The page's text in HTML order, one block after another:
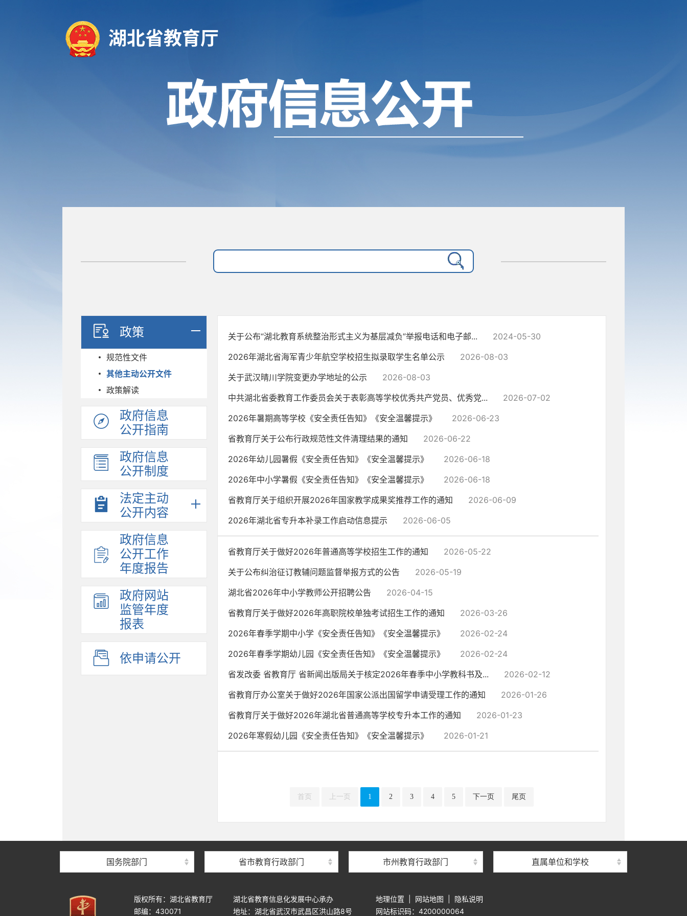
湖北省教育厅
政策
规范性文件
其他主动公开文件
政策解读
政府信息
公开指南
政府信息
公开制度
法定主动
公开内容
政府信息
公开工作
年度报告
政府网站
监管年度
报表
依申请公开
关于公布“湖北教育系统整治形式主义为基层减负”举报电话和电子邮...
2024-05-30
2026年湖北省海军青少年航空学校招生拟录取学生名单公示
2026-08-03
关于武汉晴川学院变更办学地址的公示
2026-08-03
中共湖北省委教育工作委员会关于表彰高等学校优秀共产党员、优秀党...
2026-07-02
2026年暑期高等学校《安全责任告知》《安全温馨提示》
2026-06-23
省教育厅关于公布行政规范性文件清理结果的通知
2026-06-22
2026年幼儿园暑假《安全责任告知》《安全温馨提示》
2026-06-18
2026年中小学暑假《安全责任告知》《安全温馨提示》
2026-06-18
省教育厅关于组织开展2026年国家教学成果奖推荐工作的通知
2026-06-09
2026年湖北省专升本补录工作启动信息提示
2026-06-05
省教育厅关于做好2026年普通高等学校招生工作的通知
2026-05-22
关于公布纠治征订教辅问题监督举报方式的公告
2026-05-19
湖北省2026年中小学教师公开招聘公告
2026-04-15
省教育厅关于做好2026年高职院校单独考试招生工作的通知
2026-03-26
2026年春季学期中小学《安全责任告知》《安全温馨提示》
2026-02-24
2026年春季学期幼儿园《安全责任告知》《安全温馨提示》
2026-02-24
省发改委 省教育厅 省新闻出版局关于核定2026年春季中小学教科书及...
2026-02-12
省教育厅办公室关于做好2026年国家公派出国留学申请受理工作的通知
2026-01-26
省教育厅关于做好2026年湖北省普通高等学校专升本工作的通知
2026-01-23
2026年寒假幼儿园《安全责任告知》《安全温馨提示》
2026-01-21
首页 上一页 1 2 3 4 5 下一页 尾页
国务院部门 省市教育行政部门 市州教育行政部门 直属单位和学校
版权所有：湖北省教育厅
邮编：430071
湖北省教育信息化发展中心承办
地址：湖北省武汉市武昌区洪山路8号
地理位置 网站地图
隐私说明
网站标识码：4200000064